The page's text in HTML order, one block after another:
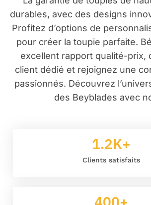
durables, avec des designs
Profitez d’options de
pour créer la toupie parfaite.
excellent rapport qualité-prix,
client dédié et rejoignez une
passionnés. Découvrez
des Beyblades avec
Clients satisfaits
1.2K+